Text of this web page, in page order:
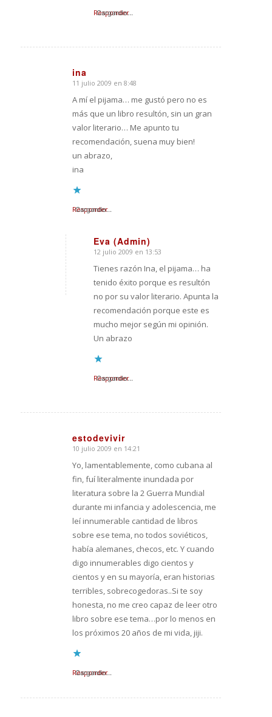
Cargando...
Responder
ina
Dice:
11 julio 2009 en 8:48
A mí el pijama… me gustó pero no es
más que un libro resultón, sin un gran
valor literario… Me apunto tu
recomendación, suena muy bien!
un abrazo,
ina
Cargando...
Responder
Eva (Admin)
Dice:
12 julio 2009 en 13:53
Tienes razón Ina, el pijama… ha
tenido éxito porque es resultón
no por su valor literario. Apunta la
recomendación porque este es
mucho mejor según mi opinión.
Un abrazo
Cargando...
Responder
estodevivir
Dice:
10 julio 2009 en 14:21
Yo, lamentablemente, como cubana al
fin, fuí literalmente inundada por
literatura sobre la 2 Guerra Mundial
durante mi infancia y adolescencia, me
leí innumerable cantidad de libros
sobre ese tema, no todos soviéticos,
había alemanes, checos, etc. Y cuando
digo innumerables digo cientos y
cientos y en su mayoría, eran historias
terribles, sobrecogedoras..Si te soy
honesta, no me creo capaz de leer otro
libro sobre ese tema…por lo menos en
los próximos 20 años de mi vida, jiji.
Cargando...
Responder